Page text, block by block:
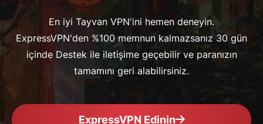
En iyi Tayvan VPN'ini hemen deneyin.
ExpressVPN'den %100 memnun kalmazsanız 30 gün
içinde Destek ile iletişime geçebilir ve paranızın
tamamını geri alabilirsiniz.
ExpressVPN Edinin